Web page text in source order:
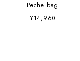
Peche bag
¥14,960